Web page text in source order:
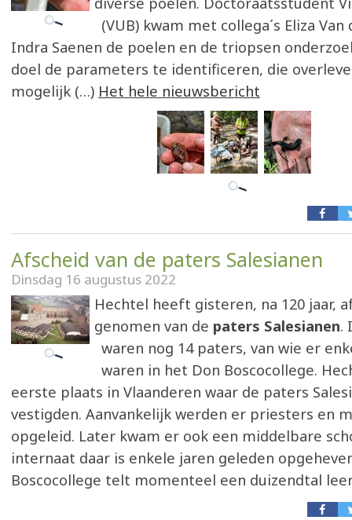
(VUB) kwam met collega´s Eliza Van
Indra Saenen de poelen en de triopsen
doel de parameters te identificeren, die
mogelijk (…) Het hele nieuwsbericht
Afscheid van de paters Salesianen
Dinsdag 16 augustus 2022
Hechtel heeft gisteren, na 120 jaar,
genomen van de paters Salesianen.
waren nog 14 paters, van wie er
waren in het Don Boscocollege.
eerste plaats in Vlaanderen waar de paters
vestigden. Aanvankelijk werden er priesters en
opgeleid. Later kwam er ook een middelbare
internaat daar is enkele jaren geleden
Boscocollege telt momenteel een duizendtal